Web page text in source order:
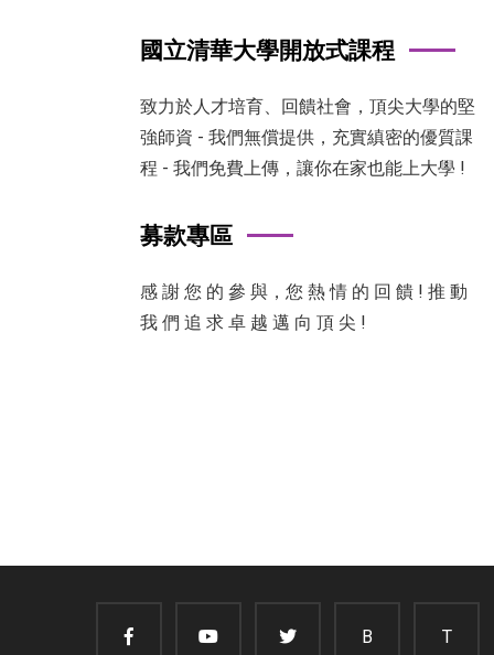
國立清華大學開放式課程
致力於人才培育、回饋社會，頂尖大學的堅
強師資 - 我們無償提供，充實縝密的優質課
程 - 我們免費上傳，讓你在家也能上大學 !
募款專區
感 謝 您 的 參 與，您 熱 情 的 回 饋 ! 推 動
我 們 追 求 卓 越 邁 向 頂 尖 !
B T